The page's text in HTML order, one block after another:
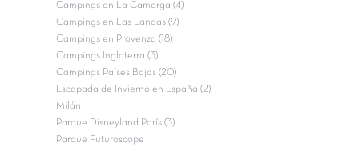
Campings en La Camarga (4)
Campings en Las Landas (9)
Campings en Provenza (18)
Campings Inglaterra (3)
Campings Países Bajos (20)
Escapada de Invierno en España (2)
Milán
Parque Disneyland París (3)
Parque Futuroscope